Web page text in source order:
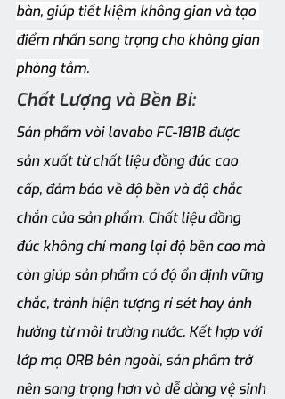
bàn, giúp tiết kiệm không gian và tạo
điểm nhấn sang trọng cho không gian
phòng tắm.
Chất Lượng và Bền Bỉ:
Sản phẩm vòi lavabo FC-181B được
sản xuất từ chất liệu đồng đúc cao
cấp, đảm bảo về độ bền và độ chắc
chắn của sản phẩm. Chất liệu đồng
đúc không chỉ mang lại độ bền cao mà
còn giúp sản phẩm có độ ổn định vững
chắc, tránh hiện tượng rỉ sét hay ảnh
hưởng từ môi trường nước. Kết hợp với
lớp mạ ORB bên ngoài, sản phẩm trở
nên sang trọng hơn và dễ dàng vệ sinh